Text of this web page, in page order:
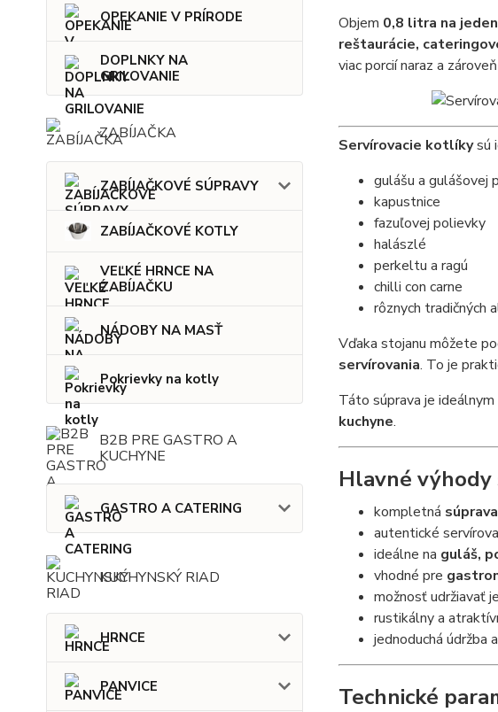
OPEKANIE V PRÍRODE
DOPLNKY NA
GRILOVANIE
ZABÍJAČKA
ZABÍJAČKOVÉ SÚPRAVY
ZABÍJAČKOVÉ KOTLY
VEĽKÉ HRNCE NA
ZABÍJAČKU
NÁDOBY NA MASŤ
Pokrievky na kotly
B2B PRE GASTRO A
KUCHYNE
GASTRO A CATERING
KUCHYNSKÝ RIAD
HRNCE
PANVICE
Objem 0,8 litra na
reštaurácie,
viac porcií naraz a
Servírovacie kotlíkysú
gulášu a gulášovej
kapustnice
fazuľovej polievky
halászlé
perkeltu a ragú
chilli con carne
rôznych tradičných
Vďaka stojanu môžete
servírovania. To je
Táto súprava je
kuchyne.
Hlavné
kompletná
autentické
ideálne na guláš,
vhodné pre
možnosť udržiavať
rustikálny a
jednoduchá údržba
Technické